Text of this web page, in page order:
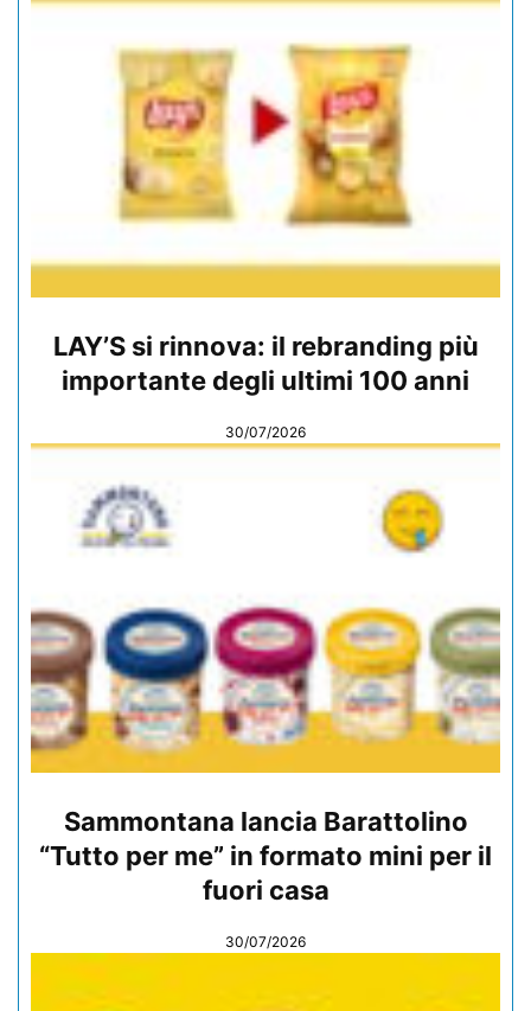
LAY’S si rinnova: il rebranding più
importante degli ultimi 100 anni
30/07/2026
Sammontana lancia Barattolino
“Tutto per me” in formato mini per il
fuori casa
30/07/2026